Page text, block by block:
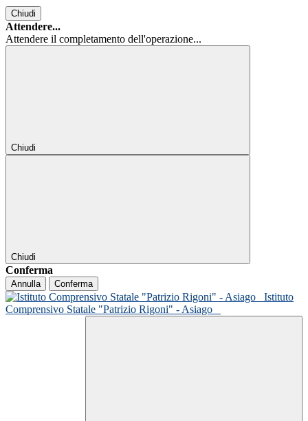
Chiudi
Attendere...
Attendere il completamento dell'operazione...
Chiudi
Chiudi
Conferma
Annulla Conferma
Istituto
Comprensivo Statale "Patrizio Rigoni" - Asiago